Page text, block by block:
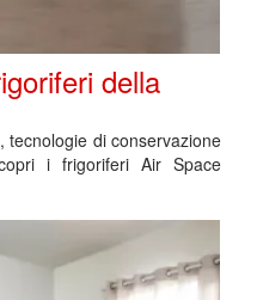
della
tecnologie di conservazione
i frigoriferi Air Space